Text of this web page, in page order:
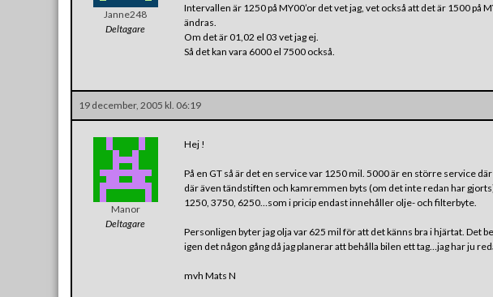
Janne248
Deltagare
Intervallen är 1250 på MY00’or det vet jag, vet också att det är 1500 på
ändras.
Om det är 01,02 el 03 vet jag ej.
Så det kan vara 6000 el 7500 också.
19 december, 2005 kl. 06:19
Manor
Deltagare
Hej !
På en GT så är det en service var 1250 mil. 5000 är en större service
där även tändstiften och kamremmen byts (om det inte redan har
1250, 3750, 6250…som i pricip endast innehåller olje- och filterbyte.
Personligen byter jag olja var 625 mil för att det känns bra i hjärtat. Det
igen det någon gång då jag planerar att behålla bilen ett tag…jag har ju
mvh Mats N